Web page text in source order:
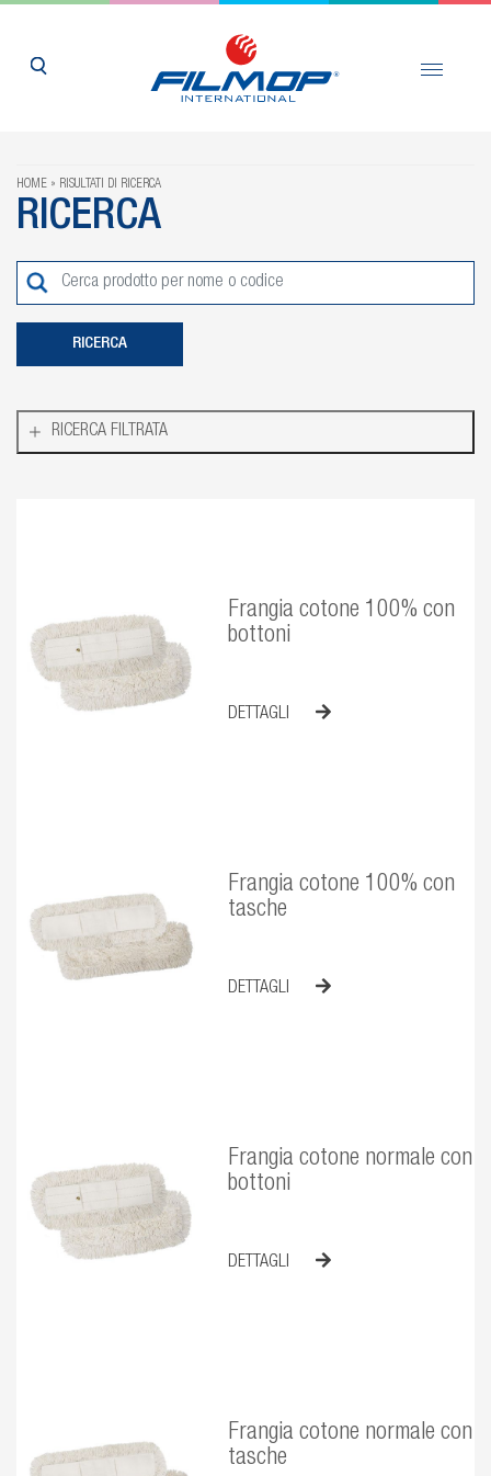
HOME RISULTATI DI RICERCA
RICERCA
RICERCA FILTRATA
Frangia cotone 100% con
bottoni
DETTAGLI
Frangia cotone 100% con
tasche
DETTAGLI
Frangia cotone normale con
bottoni
DETTAGLI
Frangia cotone normale con
tasche